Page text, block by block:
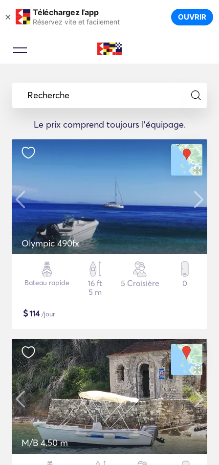
× Téléchargez l’app
Réservez vite et facilement OUVRIR
Recherche
Le prix comprend toujours l'équipage.
Olympic 490fx
Bateau rapide
16 ft
5 m
5 Croisière 0
$114/jour
M/B 4.50 m